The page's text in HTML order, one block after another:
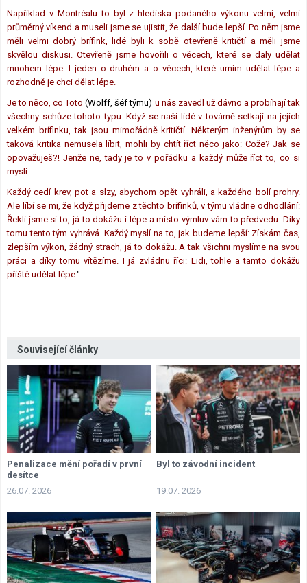
Například v Montréalu to byl z hlediska podaného výkonu velmi, velmi
průměrný víkend a museli jsme se ujistit, že další bude lepší. Po něm jsme
měli velmi dobrý brífink, lidé byli k sobě otevřeně kritičtí a měli jsme
skvělou diskusi. Otevřeně jsme hovořili o věcech, které se daly udělat
mnohem lépe. I jeden o druhém a o věcech, které umím udělat lépe a
rozhodně je chci dělat lépe.
Je to něco, co Toto (Wolff, šéf týmu) u nás zavedl už dávno a probíhají tak
všechny schůze tohoto typu. Když se naši lidé v továrně setkají na jejich
velkém brífinku, tak jsou mimořádně kritičtí. Některým inženýrům by se
taková kritika nemusela líbit, mohli by chtít říct něco jako: Cože? Jak se
opovažuješ?! Jenže ne, tady je to v pořádku a každý může říct to, co si
myslí.
Každý cedí krev, pot a slzy, abychom opět vyhráli, a každého bolí prohry.
Ale líbí se mi, že když přijdeme z těchto brífinků, v týmu vládne odhodlání:
Řekli jsme si to, já to dokážu i lépe a místo výmluv vám to předvedu. ​​Díky
tomu tento tým vyhrává. Každý myslí na to, jak budeme lepší: Získám čas,
zlepším výkon, žádný strach, já to dokážu. A tak všichni myslíme na svou
práci a díky tomu vítězíme. I já zvládnu říci: Lidi, tohle a tamto dokážu
příště udělat lépe."
Související články
Penalizace mění pořadí v první
desítce
26.07. 2026
Byl to závodní incident
19.07. 2026